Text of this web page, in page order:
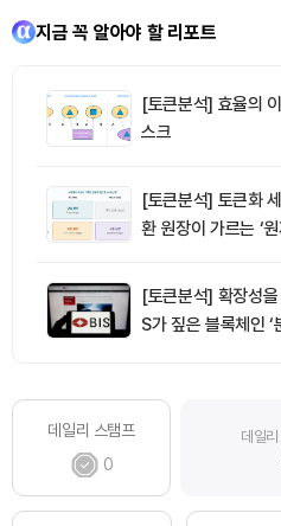
지금 꼭 알아야 할 리포트
[토큰분석] 효율의
스크
[토큰분석] 토큰화
환 원장이 가르는 ‘
[토큰분석] 확장성
S가 짚은 블록체인 ‘
데일리 스탬프
0
데일